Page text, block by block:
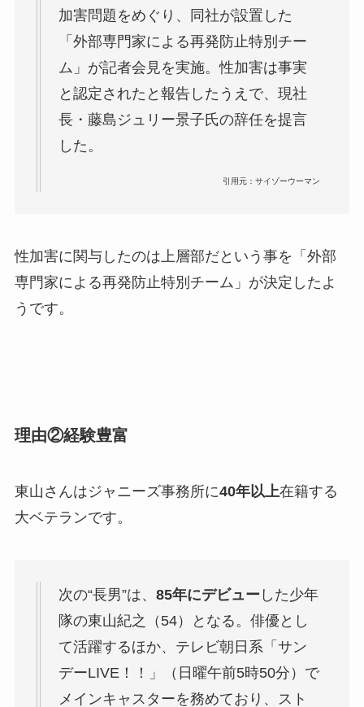
加害問題をめぐり、同社が設置した
「外部専門家による再発防止特別チー
ム」が記者会見を実施。性加害は事実
と認定されたと報告したうえで、現社
長・藤島ジュリー景子氏の辞任を提言
した。
引用元：サイゾーウーマン
性加害に関与したのは上層部だという事を「外部
専門家による再発防止特別チーム」が決定したよ
うです。
理由②経験豊富
東山さんはジャニーズ事務所に40年以上在籍する
大ベテランです。
次の“長男”は、 85年にデビュー した少年
隊の東山紀之（54）となる。俳優とし
て活躍するほか、テレビ朝日系「サン
デーLIVE！！」（日曜午前5時50分）で
メインキャスターを務めており、スト